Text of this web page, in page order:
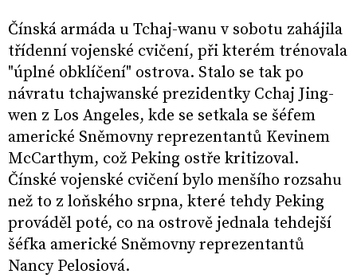
Čínská armáda u Tchaj-wanu v sobotu zahájila
třídenní vojenské cvičení, při kterém trénovala
"úplné obklíčení" ostrova. Stalo se tak po
návratu tchajwanské prezidentky Cchaj Jing-
wen z Los Angeles, kde se setkala se šéfem
americké Sněmovny reprezentantů Kevinem
McCarthym, což Peking ostře kritizoval.
Čínské vojenské cvičení bylo menšího rozsahu
než to z loňského srpna, které tehdy Peking
prováděl poté, co na ostrově jednala tehdejší
šéfka americké Sněmovny reprezentantů
Nancy Pelosiová.